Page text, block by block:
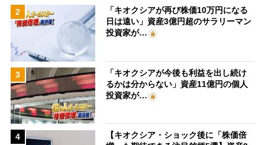
2
「キオクシアが再び株価10万円になる
日は遠い」資産3億円超のサラリーマン
投資家が…
3
「キオクシアが今後も利益を出し続け
るかは分からない」資産11億円の個人
投資家が…
4
【キオクシア・ショック後に「株価倍